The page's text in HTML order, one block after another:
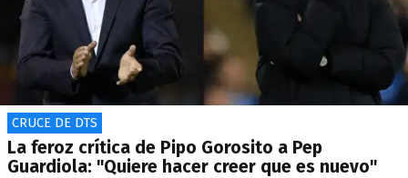
CRUCE DE DTS
La feroz crítica de Pipo Gorosito a Pep
Guardiola: "Quiere hacer creer que es nuevo"